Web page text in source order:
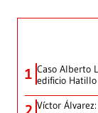
1 Caso Alberto
edificio Hatillo
Víctor